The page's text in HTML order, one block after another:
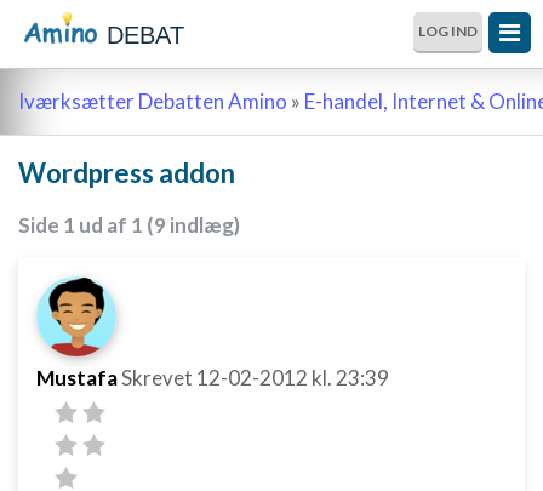
DEBAT LOG IND
Iværksætter Debatten Amino » E-handel, Internet &
Wordpress addon
Side 1 ud af 1 (9 indlæg)
MustafaSkrevet 12-02-2012 kl. 23:39